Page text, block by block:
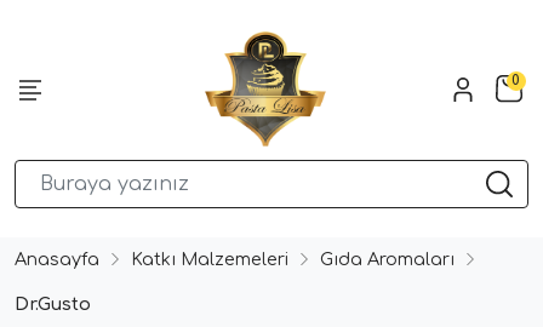
0
Anasayfa Katkı Malzemeleri Gıda Aromaları
Dr.Gusto